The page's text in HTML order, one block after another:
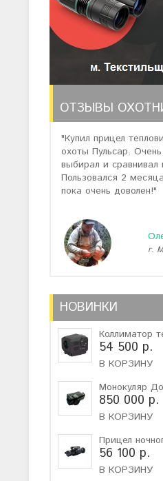
ОТЗЫВЫ
"Купил прицел
охоты Пульсар.
выбирал и сравнивал
Пользовался 2
пока очень доволен!"
г.
НОВИНКИ
Коллиматор
54 500 р.
В КОРЗИНУ
Монокуляр
850 000 р.
В КОРЗИНУ
Прицел
56 100 р.
В КОРЗИНУ